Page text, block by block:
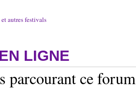
autres festivals
LIGNE
parcourant ce